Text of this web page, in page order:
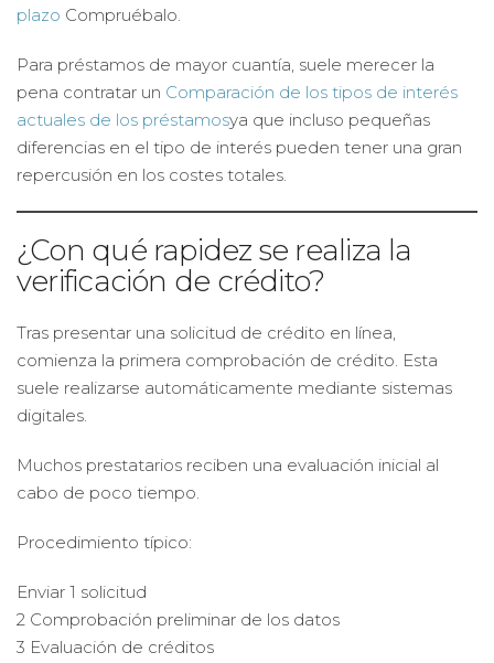
plazo Compruébalo.
Para préstamos de mayor cuantía, suele merecer la
pena contratar un Comparación de los tipos de interés
actuales de los préstamosya que incluso pequeñas
diferencias en el tipo de interés pueden tener una gran
repercusión en los costes totales.
¿Con qué rapidez se realiza la
verificación de crédito?
Tras presentar una solicitud de crédito en línea,
comienza la primera comprobación de crédito. Esta
suele realizarse automáticamente mediante sistemas
digitales.
Muchos prestatarios reciben una evaluación inicial al
cabo de poco tiempo.
Procedimiento típico:
Enviar 1 solicitud
2 Comprobación preliminar de los datos
3 Evaluación de créditos